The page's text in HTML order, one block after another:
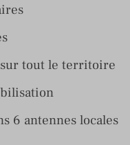
tout le territoire
6 antennes locales